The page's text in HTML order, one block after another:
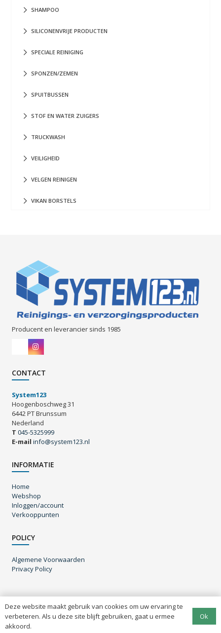
SHAMPOO
SILICONENVRIJE PRODUCTEN
SPECIALE REINIGING
SPONZEN/ZEMEN
SPUITBUSSEN
STOF EN WATER ZUIGERS
TRUCKWASH
VEILIGHEID
VELGEN REINIGEN
VIKAN BORSTELS
Producent en leverancier sinds 1985
CONTACT
System123
Hoogenboschweg 31
6442 PT Brunssum
Nederland
T 045-5325999
E-mail info@system123.nl
INFORMATIE
Home
Webshop
Inloggen/account
Verkooppunten
POLICY
Algemene Voorwaarden
Privacy Policy
© System123 B.V. – 2020 – All rights reserved |Algemene
voorwaarden
Deze website maakt gebruik van cookies om uw ervaring te
verbeteren. Als u deze site blijft gebruiken, gaat u ermee
akkoord.
Ok